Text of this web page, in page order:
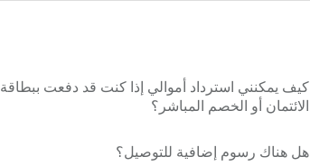
كيف يمكنني استرداد أموالي إذا كنت قد دفعت ببطاقة
الائتمان أو الخصم المباشر؟
هل هناك رسوم إضافية للتوصيل؟